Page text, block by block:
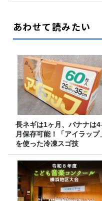
あわせて読みたい
長ネギは1ヶ月、バナナは4
月保存可能！「アイラップ
を使った冷凍スゴ技